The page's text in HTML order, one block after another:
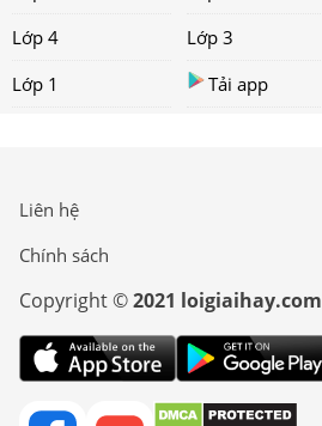
Lớp 4
Lớp 3
Lớp 1
Tải app
Liên hệ
Chính sách
Copyright ©2021 loigiaihay.com